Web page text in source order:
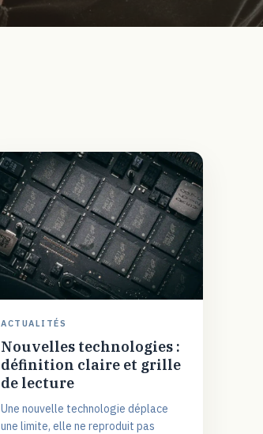
ACTUALITÉS
Nouvelles technologies :
définition claire et grille
de lecture
Une nouvelle technologie déplace
une limite, elle ne reproduit pas